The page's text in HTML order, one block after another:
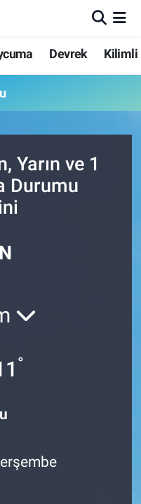
Devrek Kilimli
Yarın ve 1
Durumu
°
Haritası
Fikstür